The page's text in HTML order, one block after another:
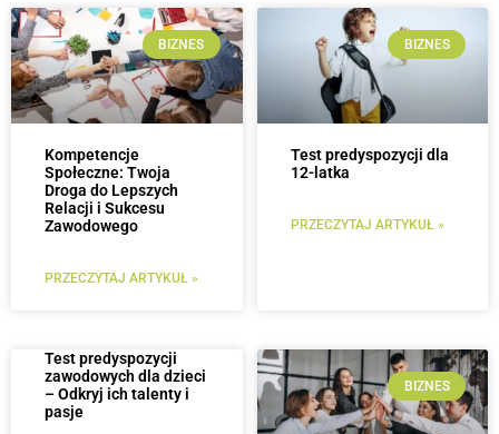
BIZNES
Kompetencje
Społeczne: Twoja
Droga do Lepszych
Relacji i Sukcesu
Zawodowego
PRZECZYTAJ ARTYKUŁ »
BIZNES
Test predyspozycji dla
12-latka
PRZECZYTAJ ARTYKUŁ »
Test predyspozycji
zawodowych dla dzieci
– Odkryj ich talenty i
pasje
BIZNES